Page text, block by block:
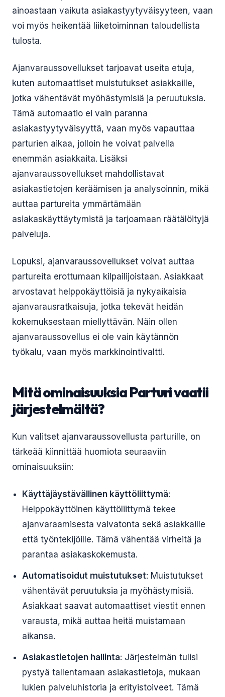
ainoastaan vaikuta asiakastyytyväisyyteen, vaan
voi myös heikentää liiketoiminnan taloudellista
tulosta.
Ajanvaraussovellukset tarjoavat useita etuja,
kuten automaattiset muistutukset asiakkaille,
jotka vähentävät myöhästymisiä ja peruutuksia.
Tämä automaatio ei vain paranna
asiakastyytyväisyyttä, vaan myös vapauttaa
parturien aikaa, jolloin he voivat palvella
enemmän asiakkaita. Lisäksi
ajanvaraussovellukset mahdollistavat
asiakastietojen keräämisen ja analysoinnin, mikä
auttaa partureita ymmärtämään
asiakaskäyttäytymistä ja tarjoamaan räätälöityjä
palveluja.
Lopuksi, ajanvaraussovellukset voivat auttaa
partureita erottumaan kilpailijoistaan. Asiakkaat
arvostavat helppokäyttöisiä ja nykyaikaisia
ajanvarausratkaisuja, jotka tekevät heidän
kokemuksestaan miellyttävän. Näin ollen
ajanvaraussovellus ei ole vain käytännön
työkalu, vaan myös markkinointivaltti.
Mitä ominaisuuksia Parturi vaatii
järjestelmältä?
Kun valitset ajanvaraussovellusta parturille, on
tärkeää kiinnittää huomiota seuraaviin
ominaisuuksiin:
Käyttäjäystävällinen käyttöliittymä:
Helppokäyttöinen käyttöliittymä tekee
ajanvaraamisesta vaivatonta sekä asiakkaille
että työntekijöille. Tämä vähentää virheitä ja
parantaa asiakaskokemusta.
Automatisoidut muistutukset: Muistutukset
vähentävät peruutuksia ja myöhästymisiä.
Asiakkaat saavat automaattiset viestit ennen
varausta, mikä auttaa heitä muistamaan
aikansa.
Asiakastietojen hallinta: Järjestelmän tulisi
pystyä tallentamaan asiakastietoja, mukaan
lukien palveluhistoria ja erityistoiveet. Tämä